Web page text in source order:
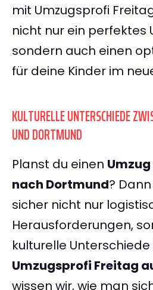
mit Umzugsprofi
nicht nur ein perfektes
sondern auch einen
für deine Kinder im
KULTURELLE UNTERSCHIEDE
UND DORTMUND
Planst du einen
nach Dortmund?
sicher nicht nur
Herausforderungen,
kulturelle
Umzugsprofi Freitag
wissen wir, wie man